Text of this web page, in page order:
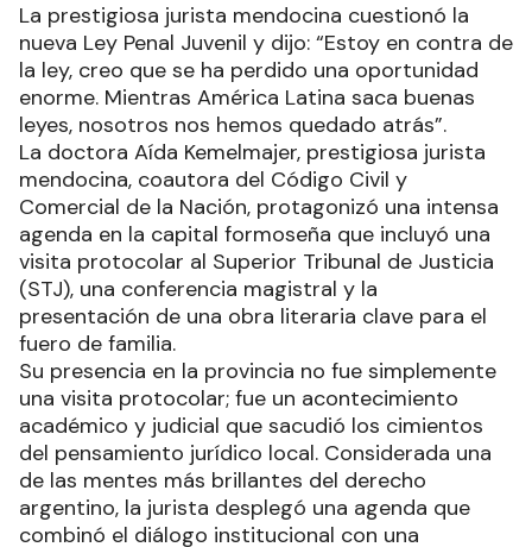
La prestigiosa jurista mendocina cuestionó la
nueva Ley Penal Juvenil y dijo: “Estoy en contra de
la ley, creo que se ha perdido una oportunidad
enorme. Mientras América Latina saca buenas
leyes, nosotros nos hemos quedado atrás”.
La doctora Aída Kemelmajer, prestigiosa jurista
mendocina, coautora del Código Civil y
Comercial de la Nación, protagonizó una intensa
agenda en la capital formoseña que incluyó una
visita protocolar al Superior Tribunal de Justicia
(STJ), una conferencia magistral y la
presentación de una obra literaria clave para el
fuero de familia.
Su presencia en la provincia no fue simplemente
una visita protocolar; fue un acontecimiento
académico y judicial que sacudió los cimientos
del pensamiento jurídico local. Considerada una
de las mentes más brillantes del derecho
argentino, la jurista desplegó una agenda que
combinó el diálogo institucional con una